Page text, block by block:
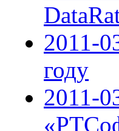
2011-
году
2011-